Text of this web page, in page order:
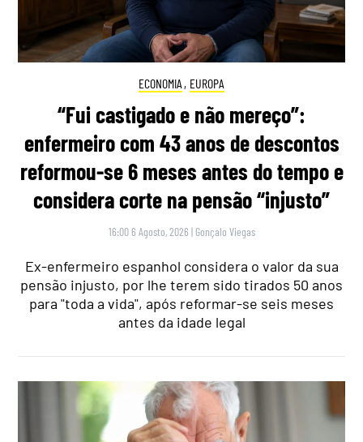
ECONOMIA , EUROPA
“Fui castigado e não mereço”:
enfermeiro com 43 anos de descontos
reformou-se 6 meses antes do tempo e
considera corte na pensão “injusto”
16:00 6 Agosto, 2026 | Gonçalo Viegas
Ex-enfermeiro espanhol considera o valor da sua
pensão injusto, por lhe terem sido tirados 50 anos
para "toda a vida", após reformar-se seis meses
antes da idade legal